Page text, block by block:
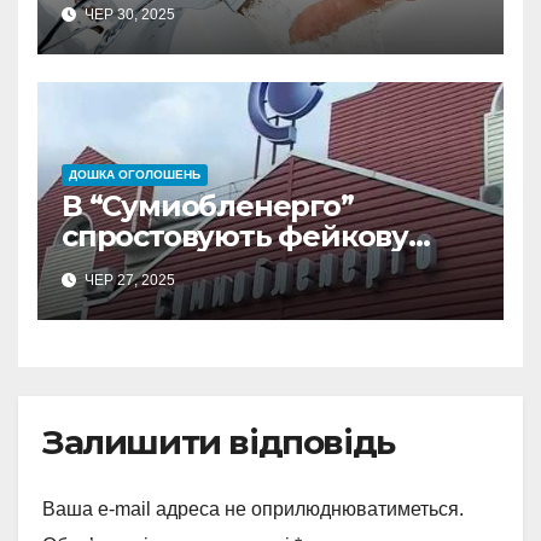
ЧЕР 30, 2025
ДОШКА ОГОЛОШЕНЬ
В “Сумиобленерго”
спростовують фейкову
інформацію про графіки
відключення
електроенергії на Сумщині
ЧЕР 27, 2025
Залишити відповідь
Ваша e-mail адреса не оприлюднюватиметься.